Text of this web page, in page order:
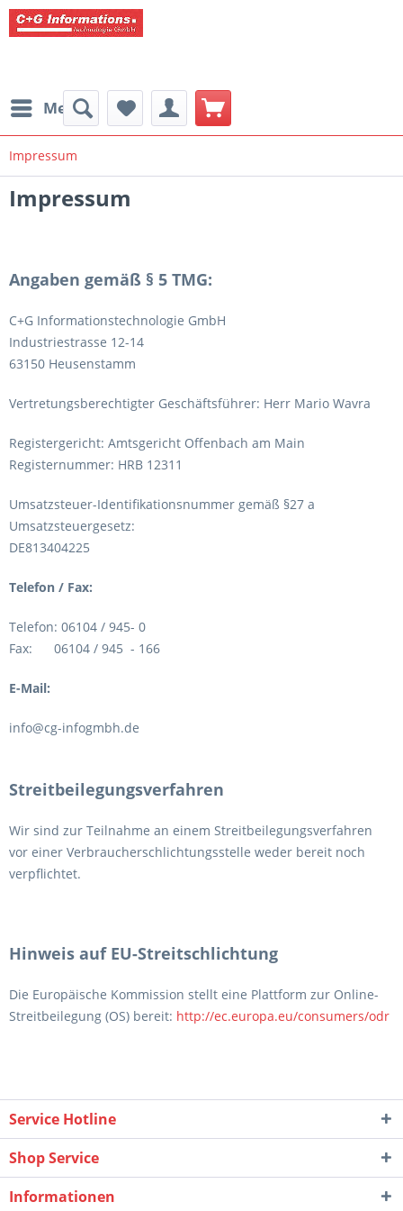
Menü
Impressum
Impressum
Angaben gemäß § 5 TMG:
C+G Informationstechnologie GmbH
Industriestrasse 12-14
63150 Heusenstamm
Vertretungsberechtigter Geschäftsführer: Herr Mario Wavra
Registergericht: Amtsgericht Offenbach am Main
Registernummer: HRB 12311
Umsatzsteuer-Identifikationsnummer gemäß §27 a
Umsatzsteuergesetz:
DE813404225
Telefon / Fax:
Telefon: 06104 / 945- 0
Fax: 06104 / 945 - 166
E-Mail:
info@cg-infogmbh.de
Streitbeilegungsverfahren
Wir sind zur Teilnahme an einem Streitbeilegungsverfahren
vor einer Verbraucherschlichtungsstelle weder bereit noch
verpflichtet.
Hinweis auf EU-Streitschlichtung
Die Europäische Kommission stellt eine Plattform zur Online-
Streitbeilegung (OS) bereit: http://ec.europa.eu/consumers/odr
Service Hotline
Shop Service
Informationen